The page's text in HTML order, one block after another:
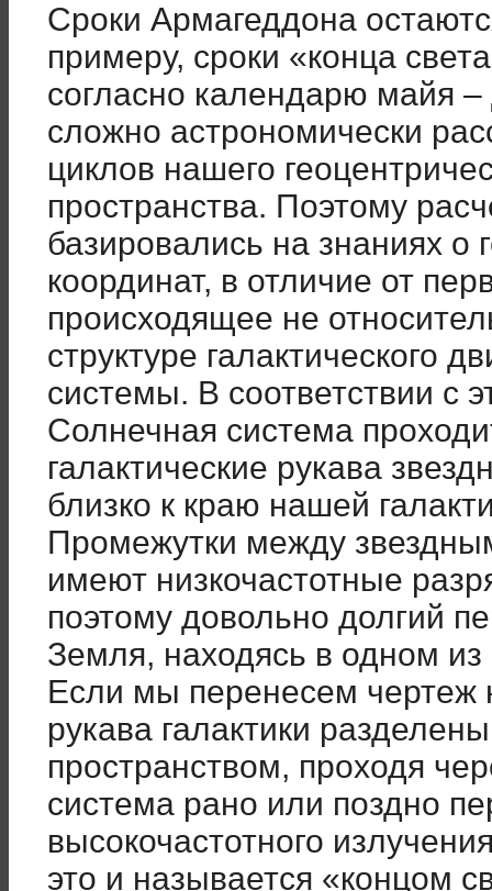
Сроки Армагеддона
примеру, сроки «конца
согласно календарю майя
сложно астрономически
циклов нашего
пространства. Поэтому
базировались на знаниях о
координат, в отличие от
происходящее не
структуре галактического
системы. В соответствии с
Солнечная система
галактические рукава
близко к краю нашей
Промежутки между
имеют низкочастотные
поэтому довольно долгий
Земля, находясь в одном
Если мы перенесем чертеж
рукава галактики
пространством, проходя
система рано или поздно
высокочастотного
это и называется «концом